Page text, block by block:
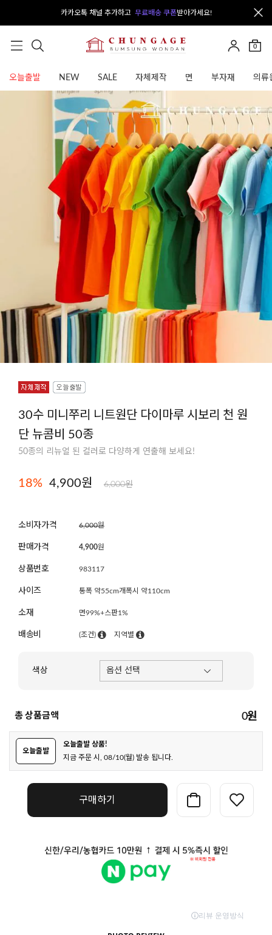
카카오톡 채널 추가하고 무료배송 쿠폰받아가세요!
0
오늘출발 NEW SALE 자체제작 면 부자재 의류
30수 미니쭈리 니트원단 다이마루 시보리 천 원
단 뉴콤비 50종
50종의 리뉴얼 된 컬러로 다양하게 연출해 보세요!
18% 4,900원 6,000원
소비자가격 6,000원
판매가격 4,900원
상품번호 983117
사이즈 통폭 약55cm개폭시 약110cm
소재 면99%+스판1%
배송비 (조건) 지역별
색상
총 상품금액 0원
오늘출발
오늘출발 상품!
지금 주문 시, 08/10(월) 발송 됩니다.
구매하기